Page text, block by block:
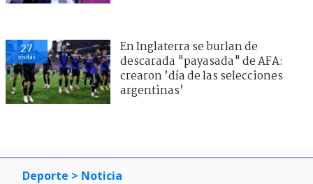
27
visitas
En Inglaterra se burlan de
descarada "payasada" de AFA:
crearon ’día de las selecciones
argentinas’
Deporte > Noticia